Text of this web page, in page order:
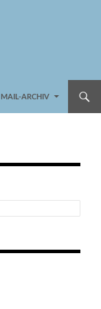
MAIL-ARCHIV